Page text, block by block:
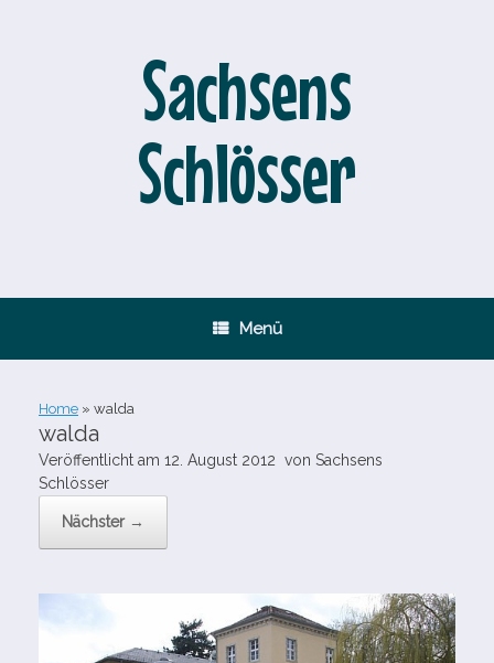
Sachsens
Schlösser
Menü
Home » walda
walda
Veröffentlicht am 12. August 2012 von Sachsens
Schlösser
Nächster →